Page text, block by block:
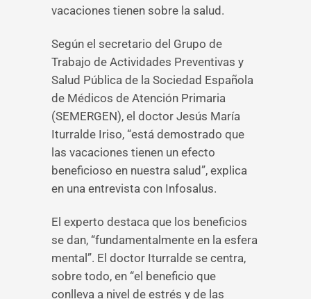
vacaciones tienen sobre la salud.
Según el secretario del Grupo de
Trabajo de Actividades Preventivas y
Salud Pública de la Sociedad Española
de Médicos de Atención Primaria
(SEMERGEN), el doctor Jesús María
Iturralde Iriso, “está demostrado que
las vacaciones tienen un efecto
beneficioso en nuestra salud”, explica
en una entrevista con Infosalus.
El experto destaca que los beneficios
se dan, “fundamentalmente en la esfera
mental”. El doctor Iturralde se centra,
sobre todo, en “el beneficio que
conlleva a nivel de estrés y de las